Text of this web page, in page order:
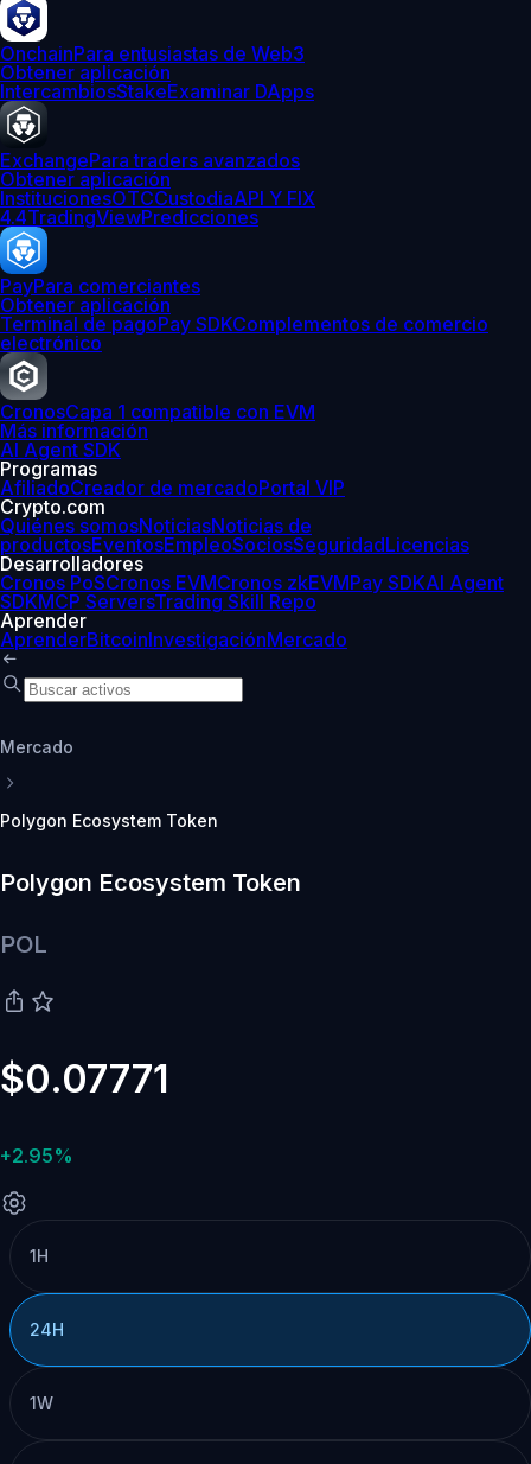
OnchainPara entusiastas de Web3
Obtener aplicación
IntercambiosStakeExaminar DApps
ExchangePara traders avanzados
Obtener aplicación
InstitucionesOTCCustodiaAPI Y FIX
4.4TradingViewPredicciones
PayPara comerciantes
Obtener aplicación
Terminal de pagoPay SDKComplementos de comercio
electrónico
CronosCapa 1 compatible con EVM
Más información
AI Agent SDK
Programas
AfiliadoCreador de mercadoPortal VIP
Crypto.com
Quiénes somosNoticiasNoticias de
productosEventosEmpleoSociosSeguridadLicencias
Desarrolladores
Cronos PoSCronos EVMCronos zkEVMPay SDKAI Agent
SDKMCP ServersTrading Skill Repo
Aprender
AprenderBitcoinInvestigaciónMercado
Mercado
Polygon Ecosystem Token
Polygon Ecosystem Token
POL
$0.07771
+2.95%
1H
24H
1W